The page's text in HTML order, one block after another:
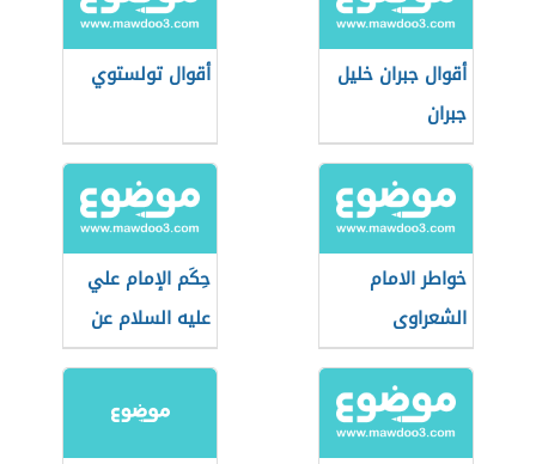
أقوال جبران خليل
جبران
أقوال تولستوي
خواطر الامام
الشعراوى
حِكَم الإمام علي
عليه السلام عن
الأخلاق